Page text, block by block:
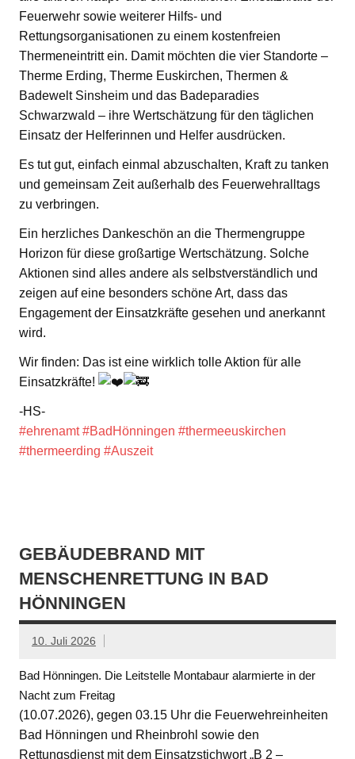
Feuerwehr sowie weiterer Hilfs- und
Rettungsorganisationen zu einem kostenfreien
Thermeneintritt ein. Damit möchten die vier Standorte –
Therme Erding, Therme Euskirchen, Thermen &
Badewelt Sinsheim und das Badeparadies
Schwarzwald – ihre Wertschätzung für den täglichen
Einsatz der Helferinnen und Helfer ausdrücken.
Es tut gut, einfach einmal abzuschalten, Kraft zu tanken
und gemeinsam Zeit außerhalb des Feuerwehralltags
zu verbringen.
Ein herzliches Dankeschön an die Thermengruppe
Horizon für diese großartige Wertschätzung. Solche
Aktionen sind alles andere als selbstverständlich und
zeigen auf eine besonders schöne Art, dass das
Engagement der Einsatzkräfte gesehen und anerkannt
wird.
Wir finden: Das ist eine wirklich tolle Aktion für alle
Einsatzkräfte!
-HS-
#ehrenamt #BadHönningen #thermeeuskirchen
#thermeerding #Auszeit
GEBÄUDEBRAND MIT
MENSCHENRETTUNG IN BAD
HÖNNINGEN
10. Juli 2026
Bad Hönningen. Die Leitstelle Montabaur alarmierte in der
Nacht zum Freitag
(10.07.2026), gegen 03.15 Uhr die Feuerwehreinheiten
Bad Hönningen und Rheinbrohl sowie den
Rettungsdienst mit dem Einsatzstichwort „B 2 –